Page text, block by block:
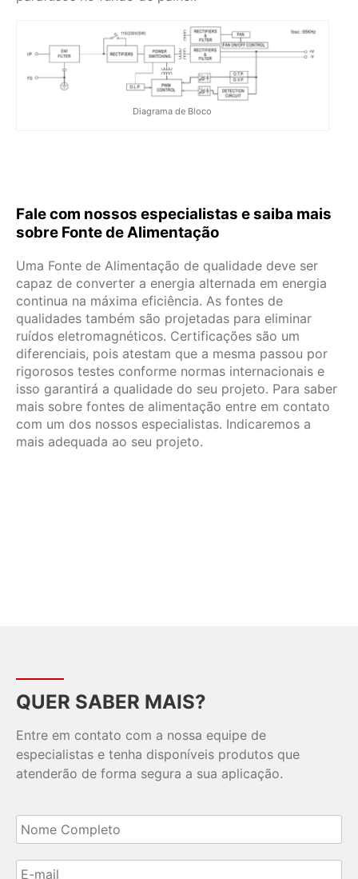
Diagrama de Bloco
Fale com nossos especialistas e saiba mais
sobre Fonte de Alimentação
Uma Fonte de Alimentação de qualidade deve ser
capaz de converter a energia alternada em energia
continua na máxima eficiência. As fontes de
qualidades também são projetadas para eliminar
ruídos eletromagnéticos. Certificações são um
diferenciais, pois atestam que a mesma passou por
rigorosos testes conforme normas internacionais e
isso garantirá a qualidade do seu projeto. Para saber
mais sobre fontes de alimentação entre em contato
com um dos nossos especialistas. Indicaremos a
mais adequada ao seu projeto.
QUER SABER MAIS?
Entre em contato com a nossa equipe de
especialistas e tenha disponíveis produtos que
atenderão de forma segura a sua aplicação.